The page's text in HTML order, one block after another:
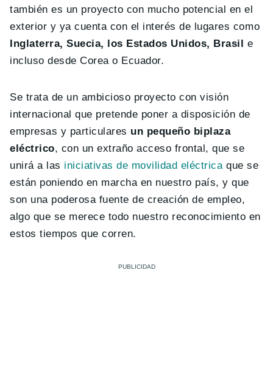
también es un proyecto con mucho potencial en el
exterior y ya cuenta con el interés de lugares como
Inglaterra, Suecia, los Estados Unidos, Brasil e
incluso desde Corea o Ecuador.
Se trata de un ambicioso proyecto con visión
internacional que pretende poner a disposición de
empresas y particulares un pequeño biplaza
eléctrico, con un extraño acceso frontal, que se
unirá a las iniciativas de movilidad eléctricaque se
están poniendo en marcha en nuestro país, y que
son una poderosa fuente de creación de empleo,
algo que se merece todo nuestro reconocimiento en
estos tiempos que corren.